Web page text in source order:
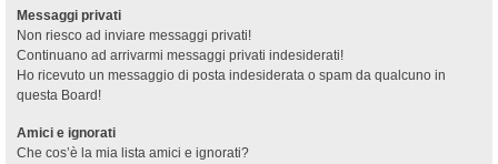
Messaggi privati
Non riesco ad inviare messaggi privati!
Continuano ad arrivarmi messaggi privati indesiderati!
Ho ricevuto un messaggio di posta indesiderata o spam da qualcuno in
questa Board!
Amici e ignorati
Che cos’è la mia lista amici e ignorati?